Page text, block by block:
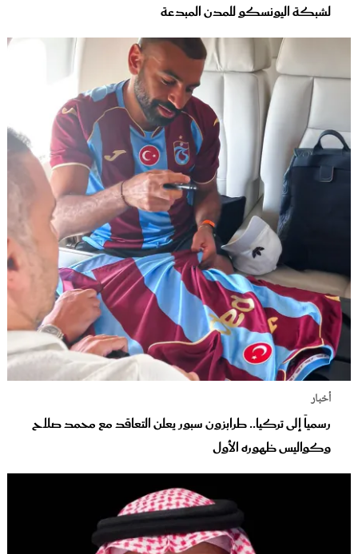
لشبكة اليونسكو للمدن المبدعة
أخبار
رسمياً إلى تركيا.. طرابزون سبور يعلن التعاقد مع محمد صلاح
وكواليس ظهوره الأول